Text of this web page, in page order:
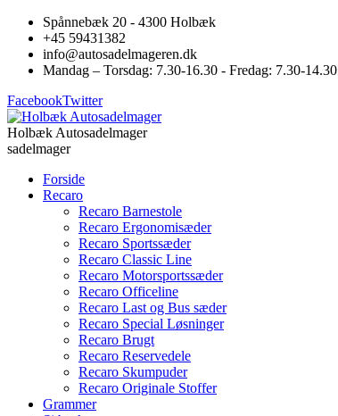
Spånnebæk 20 - 4300 Holbæk
+45 59431382
info@autosadelmageren.dk
Mandag – Torsdag: 7.30-16.30 - Fredag: 7.30-14.30
FacebookTwitter
Holbæk Autosadelmager
sadelmager
Forside
Recaro
Recaro Barnestole
Recaro Ergonomisæder
Recaro Sportssæder
Recaro Classic Line
Recaro Motorsportssæder
Recaro Officeline
Recaro Last og Bus sæder
Recaro Special Løsninger
Recaro Brugt
Recaro Reservedele
Recaro Skumpuder
Recaro Originale Stoffer
Grammer